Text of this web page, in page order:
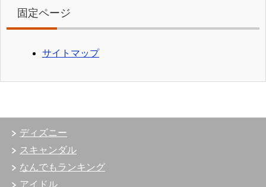
固定ページ
サイトマップ
ディズニー
スキャンダル
なんでもランキング
アイドル